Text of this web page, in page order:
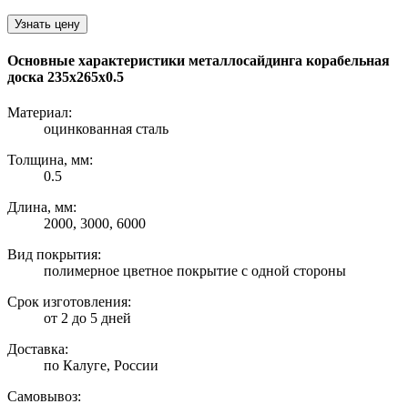
Узнать цену
Основные характеристики металлосайдинга корабельная
доска 235х265х0.5
Материал:
оцинкованная сталь
Толщина, мм:
0.5
Длина, мм:
2000, 3000, 6000
Вид покрытия:
полимерное цветное покрытие с одной стороны
Срок изготовления:
от 2 до 5 дней
Доставка:
по Калуге, России
Самовывоз: